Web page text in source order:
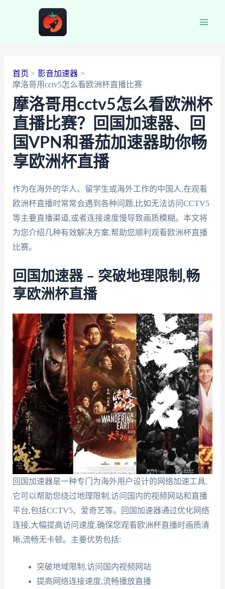
首页
影音加速器
摩洛哥用cctv5怎么看欧洲杯直播比赛
摩洛哥用cctv5怎么看欧洲杯
直播比赛？回国加速器、回
国VPN和番茄加速器助你畅
享欧洲杯直播
作为在海外的华人、留学生或海外工作的中国人,在观看
欧洲杯直播时常常会遇到各种问题,比如无法访问CCTV5
等主要直播渠道,或者连接速度慢导致画质模糊。本文将
为您介绍几种有效解决方案,帮助您顺利观看欧洲杯直播
比赛。
回国加速器 – 突破地理限制,畅
享欧洲杯直播
回国加速器是一种专门为海外用户设计的网络加速工具,
它可以帮助您绕过地理限制,访问国内的视频网站和直播
平台,包括CCTV5、爱奇艺等。回国加速器通过优化网络
连接,大幅提高访问速度,确保您观看欧洲杯直播时画质清
晰,流畅无卡顿。主要优势包括:
突破地域限制,访问国内视频网站
提高网络连接速度,流畅播放直播